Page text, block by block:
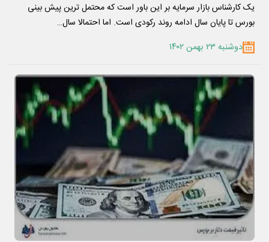
یک کارشناس بازار سرمایه بر این باور است که محتمل ترین پیش بینی
بورس تا پایان سال ادامه روند رکودی است. اما احتمالا سال…
دوشنبه ۲۳ بهمن ۱۴۰۲